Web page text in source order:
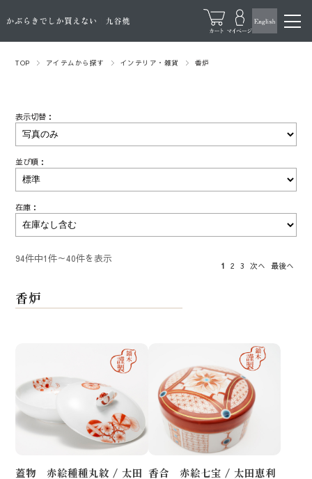
TOP アイテムから探す インテリア・雑貨 香炉
表示切替：
並び順：
在庫：
94件中1件～40件を表示
1 2 3 次へ 最後へ
香炉
蓋物 赤絵種種丸紋 / 太田 香合 赤絵七宝 / 太田恵利